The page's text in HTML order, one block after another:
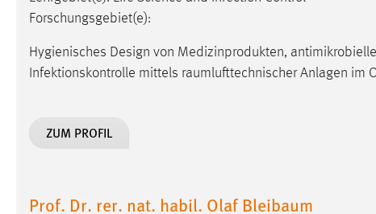
Forschungsgebiet(e):
Hygienisches Design von Medizinprodukten,
Infektionskontrolle mittels raumlufttechnischer Anlagen im
ZUM PROFIL
Prof. Dr. rer. nat. habil. Olaf Bleibaum
Matomo
Name: _pk_ref, _pk_cvar, _pk_id, _pk_ses
Zweck: Zugriffsstatistik
Marketing Cookies werden von Drittanbietern